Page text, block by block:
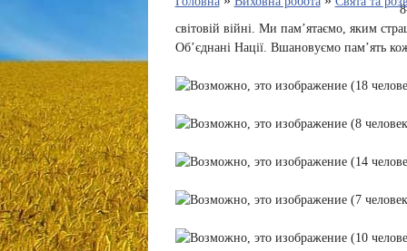
світовій війні. Ми пам’ятаємо, яким
Об’єднані Нації. Вшановуємо пам’ять